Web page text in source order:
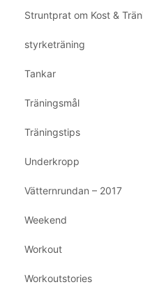
Struntprat om Kost &
styrketräning
Tankar
Träningsmål
Träningstips
Underkropp
Vätternrundan – 2017
Weekend
Workout
Workoutstories